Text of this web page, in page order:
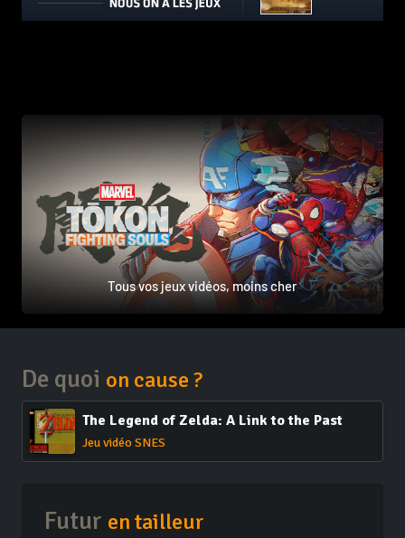
Tous vos jeux vidéos, moins cher
De quoi on cause ?
The Legend of Zelda: A Link to the Past
Jeu vidéo SNES
Futur en tailleur